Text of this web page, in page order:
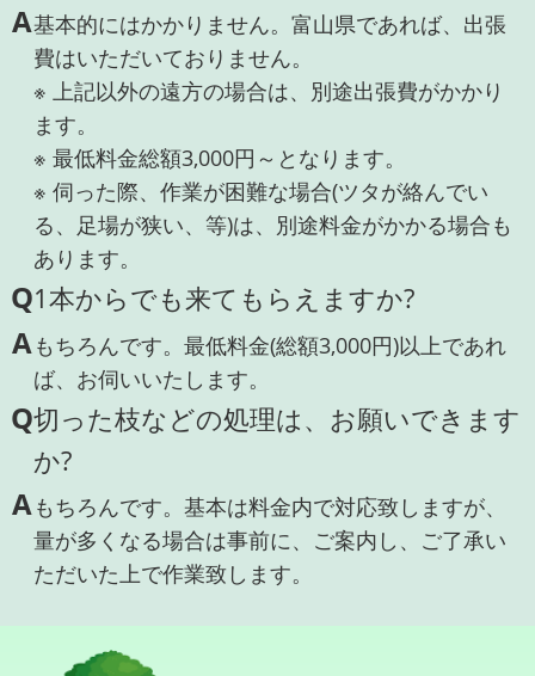
A基本的にはかかりません。富山県であれば、出張
費はいただいておりません。
※ 上記以外の遠方の場合は、別途出張費がかかり
ます。
※ 最低料金総額3,000円～となります。
※ 伺った際、作業が困難な場合(ツタが絡んでい
る、足場が狭い、等)は、別途料金がかかる場合も
あります。
Q1本からでも来てもらえますか?
Aもちろんです。最低料金(総額3,000円)以上であれ
ば、お伺いいたします。
Q切った枝などの処理は、お願いできます
か?
Aもちろんです。基本は料金内で対応致しますが、
量が多くなる場合は事前に、ご案内し、ご了承い
ただいた上で作業致します。